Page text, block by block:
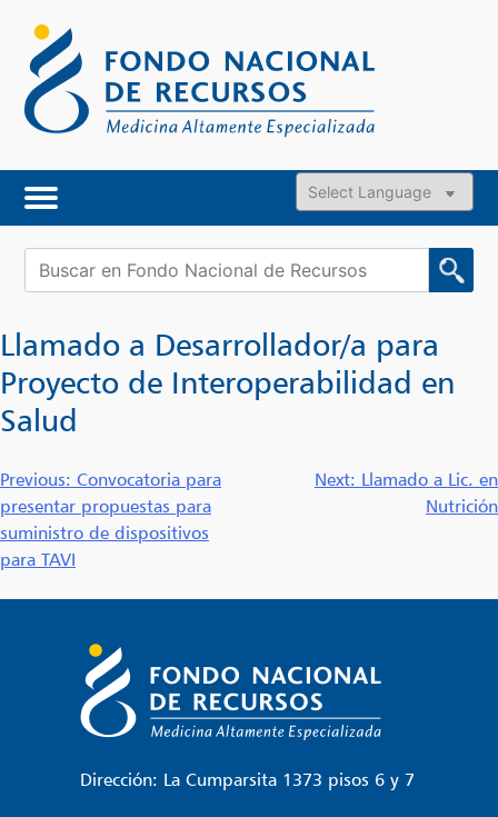
content
Powered by
Buscar:
Llamado a Desarrollador/a para
Proyecto de Interoperabilidad en
Salud
Navegación
de
entradas
Previous: Convocatoria para
presentar propuestas para
suministro de dispositivos
para TAVI
Next: Llamado a Lic. en
Nutrición
Dirección: La Cumparsita 1373 pisos 6 y 7